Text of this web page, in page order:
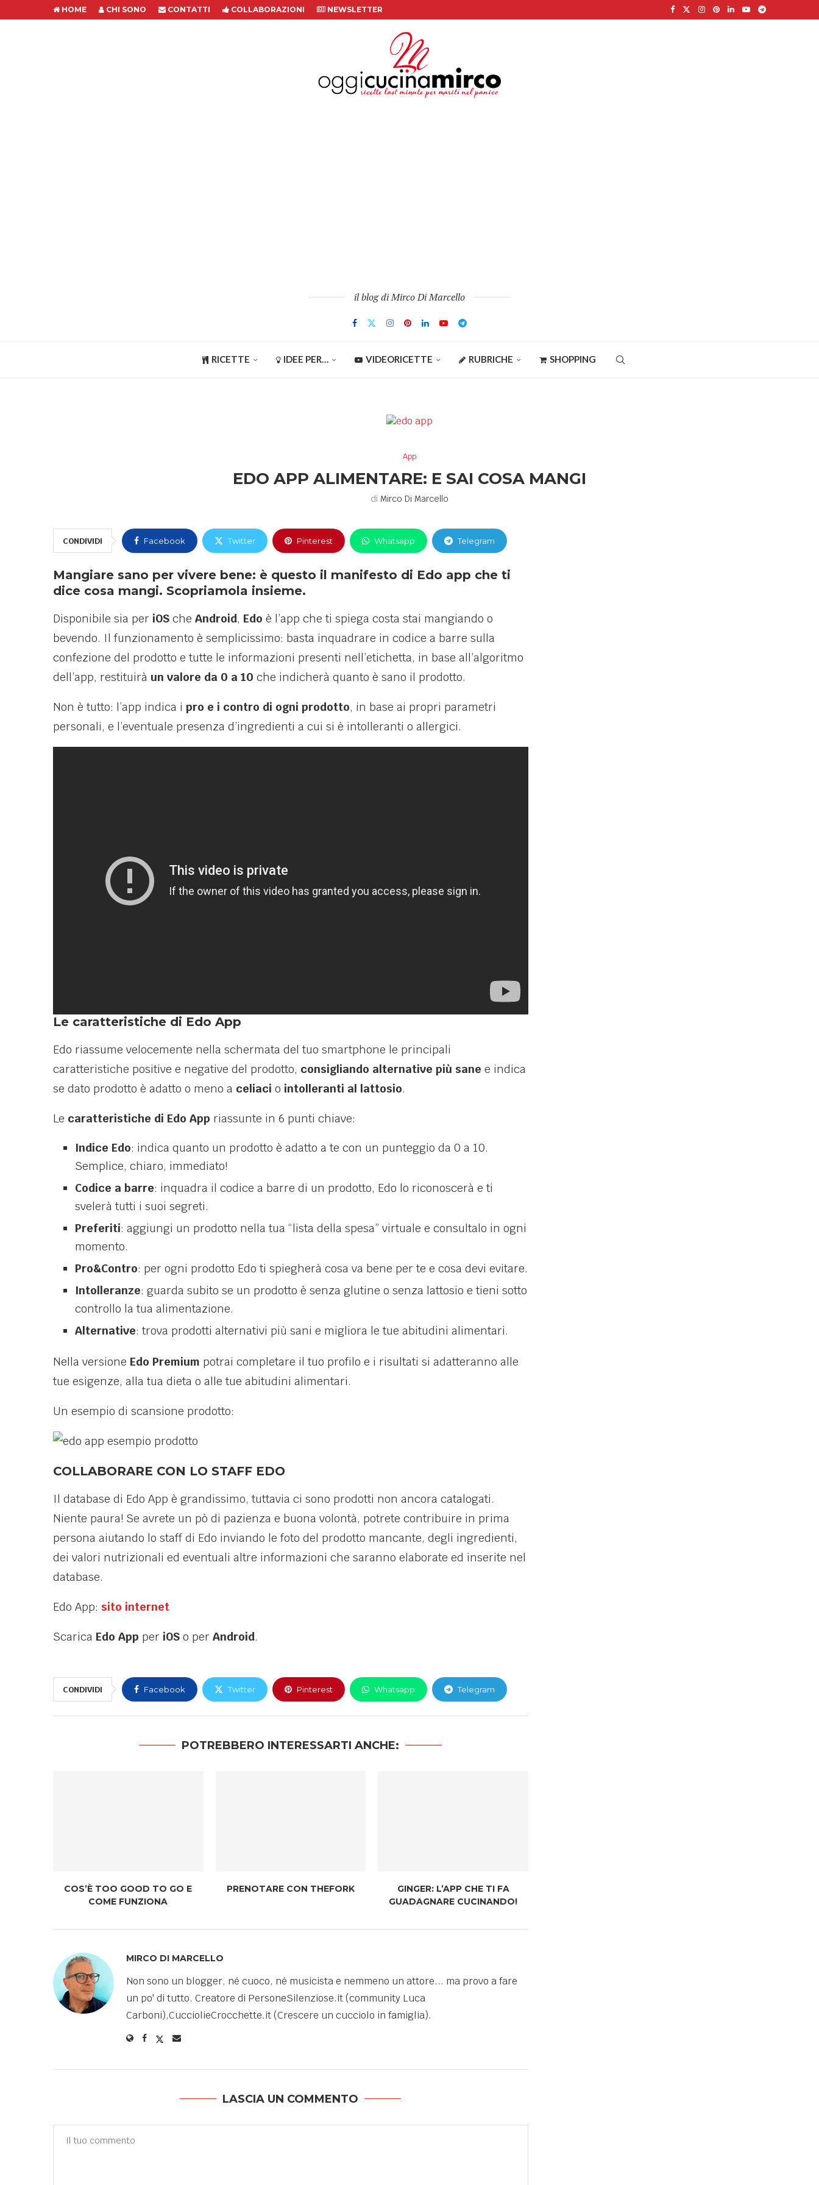
HOME CHI SONO CONTATTI COLLABORAZIONI NEWSLETTER
il blog di Mirco Di Marcello
RICETTE IDEE PER… VIDEORICETTE RUBRICHE SHOPPING
App
EDO APP ALIMENTARE: E SAI COSA MANGI
di Mirco Di Marcello
CONDIVIDI Facebook Twitter Pinterest Whatsapp Telegram
Mangiare sano per vivere bene: è questo il manifesto di Edo app che ti
dice cosa mangi. Scopriamola insieme.
Disponibile sia per iOS che Android, Edo è l’app che ti spiega costa stai mangiando o
bevendo. Il funzionamento è semplicissimo: basta inquadrare in codice a barre sulla
confezione del prodotto e tutte le informazioni presenti nell’etichetta, in base all’algoritmo
dell’app, restituirà un valore da 0 a 10 che indicherà quanto è sano il prodotto.
Non è tutto: l’app indica i pro e i contro di ogni prodotto, in base ai propri parametri
personali, e l’eventuale presenza d’ingredienti a cui si è intolleranti o allergici.
Le caratteristiche di Edo App
Edo riassume velocemente nella schermata del tuo smartphone le principali
caratteristiche positive e negative del prodotto, consigliando alternative più sane e indica
se dato prodotto è adatto o meno a celiaci o intolleranti al lattosio.
Le caratteristiche di Edo App riassunte in 6 punti chiave:
Indice Edo: indica quanto un prodotto è adatto a te con un punteggio da 0 a 10.
Semplice, chiaro, immediato!
Codice a barre: inquadra il codice a barre di un prodotto, Edo lo riconoscerà e ti
svelerà tutti i suoi segreti.
Preferiti: aggiungi un prodotto nella tua “lista della spesa” virtuale e consultalo in ogni
momento.
Pro&Contro: per ogni prodotto Edo ti spiegherà cosa va bene per te e cosa devi evitare.
Intolleranze: guarda subito se un prodotto è senza glutine o senza lattosio e tieni sotto
controllo la tua alimentazione.
Alternative: trova prodotti alternativi più sani e migliora le tue abitudini alimentari.
Nella versione Edo Premium potrai completare il tuo profilo e i risultati si adatteranno alle
tue esigenze, alla tua dieta o alle tue abitudini alimentari.
Un esempio di scansione prodotto:
COLLABORARE CON LO STAFF EDO
Il database di Edo App è grandissimo, tuttavia ci sono prodotti non ancora catalogati.
Niente paura! Se avrete un pò di pazienza e buona volontà, potrete contribuire in prima
persona aiutando lo staff di Edo inviando le foto del prodotto mancante, degli ingredienti,
dei valori nutrizionali ed eventuali altre informazioni che saranno elaborate ed inserite nel
database.
Edo App: sito internet
Scarica Edo App per iOS o per Android.
CONDIVIDI Facebook Twitter Pinterest Whatsapp Telegram
POTREBBERO INTERESSARTI ANCHE:
COS’È TOO GOOD TO GO E
COME FUNZIONA
PRENOTARE CON THEFORK
GINGER: L’APP CHE TI FA
GUADAGNARE CUCINANDO!
MIRCO DI MARCELLO
Non sono un blogger, né cuoco, né musicista e nemmeno un attore... ma provo a fare
un po' di tutto. Creatore di PersoneSilenziose.it (community Luca
Carboni),CucciolieCrocchette.it (Crescere un cucciolo in famiglia).
LASCIA UN COMMENTO